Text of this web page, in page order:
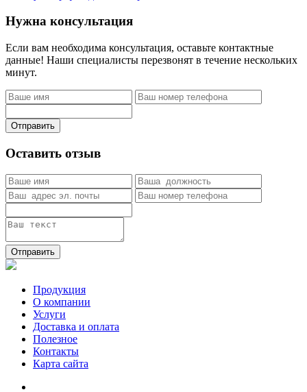
Нужна консультация
Если вам необходима консультация, оставьте контактные
данные! Наши специалисты перезвонят в течение нескольких
минут.
Отправить
Оставить отзыв
Отправить
Продукция
О компании
Услуги
Доставка и оплата
Полезное
Контакты
Карта сайта